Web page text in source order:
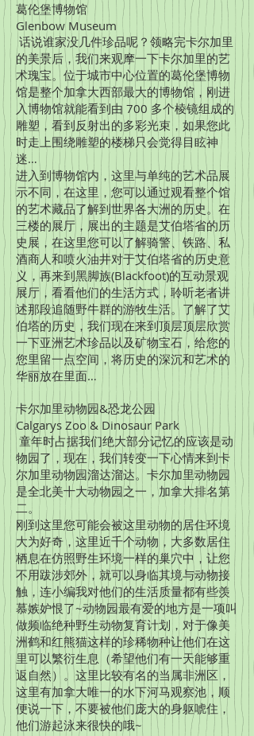
葛伦堡博物馆
Glenbow Museum
话说谁家没几件珍品呢？领略完卡尔加里
的美景后，我们来观摩一下卡尔加里的艺
术瑰宝。位于城市中心位置的葛伦堡博物
馆是整个加拿大西部最大的博物馆，刚进
入博物馆就能看到由 700 多个棱镜组成的
雕塑，看到反射出的多彩光束，如果您此
时走上围绕雕塑的楼梯只会觉得目眩神
迷…
进入到博物馆内，这里与单纯的艺术品展
示不同，在这里，您可以通过观看整个馆
的艺术藏品了解到世界各大洲的历史。在
三楼的展厅，展出的主题是艾伯塔省的历
史展，在这里您可以了解骑警、铁路、私
酒商人和喷火油井对于艾伯塔省的历史意
义，再来到黑脚族(Blackfoot)的互动景观
展厅，看看他们的生活方式，聆听老者讲
述那段追随野牛群的游牧生活。了解了艾
伯塔的历史，我们现在来到顶层顶层欣赏
一下亚洲艺术珍品以及矿物宝石，给您的
您里留一点空间，将历史的深沉和艺术的
华丽放在里面…
卡尔加里动物园&恐龙公园
Calgarys Zoo & Dinosaur Park
童年时占据我们绝大部分记忆的应该是动
物园了，现在，我们转变一下心情来到卡
尔加里动物园溜达溜达。卡尔加里动物园
是全北美十大动物园之一，加拿大排名第
二。
刚到这里您可能会被这里动物的居住环境
大为好奇，这里近千个动物，大多数居住
栖息在仿照野生环境一样的巢穴中，让您
不用跋涉郊外，就可以身临其境与动物接
触，连小编我对他们的生活质量都有些羡
慕嫉妒恨了~动物园最有爱的地方是一项叫
做频临绝种野生动物复育计划，对于像美
洲鹤和红熊猫这样的珍稀物种让他们在这
里可以繁衍生息（希望他们有一天能够重
返自然）。这里比较有名的当属非洲区，
这里有加拿大唯一的水下河马观察池，顺
便说一下，不要被他们庞大的身躯唬住，
他们游起泳来很快的哦~